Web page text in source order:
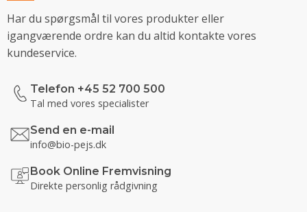
Har du spørgsmål til vores produkter eller
igangværende ordre kan du altid kontakte vores
kundeservice.
Telefon +45 52 700 500
Tal med vores specialister
Send en e-mail
info@bio-pejs.dk
Book Online Fremvisning
Direkte personlig rådgivning